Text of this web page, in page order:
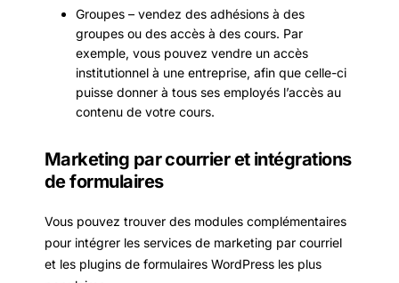
Groupes – vendez des adhésions à des
groupes ou des accès à des cours. Par
exemple, vous pouvez vendre un accès
institutionnel à une entreprise, afin que celle-ci
puisse donner à tous ses employés l’accès au
contenu de votre cours.
Marketing par courrier et intégrations
de formulaires
Vous pouvez trouver des modules complémentaires
pour intégrer les services de marketing par courriel
et les plugins de formulaires WordPress les plus